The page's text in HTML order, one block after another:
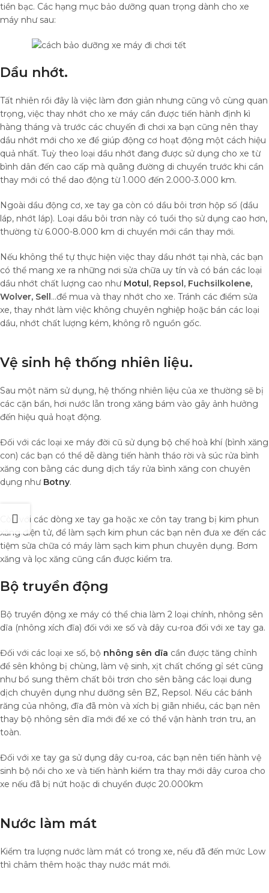
tiền bạc. Các hạng mục bảo dưỡng quan trọng dành cho xe
máy như sau:
Dầu nhớt.
Tất nhiên rồi đây là việc làm đơn giản nhưng cũng vô cùng quan
trọng, việc thay nhớt cho xe máy cần được tiến hành định kì
hàng tháng và trước các chuyến đi chơi xa bạn cũng nên thay
dầu nhớt mới cho xe để giúp động cơ hoạt động một cách hiệu
quả nhất. Tuỳ theo loại dầu nhớt đang được sử dụng cho xe từ
bình dân đến cao cấp mà quãng đường di chuyển trước khi cần
thay mới có thể dao động từ 1.000 đến 2.000-3.000 km.
Ngoài dầu động cơ, xe tay ga còn có dầu bôi trơn hộp số (dầu
láp, nhớt láp). Loại dầu bôi trơn này có tuổi thọ sử dụng cao hơn,
thường từ 6.000-8.000 km di chuyển mới cần thay mới.
Nếu không thể tự thực hiện việc thay dầu nhớt tại nhà, các bạn
có thể mang xe ra những nơi sửa chữa uy tín và có bán các loại
dầu nhớt chất lượng cao như Motul, Repsol, Fuchsilkolene,
Wolver, Sell…để mua và thay nhớt cho xe. Tránh các điểm sửa
xe, thay nhớt làm việc không chuyên nghiệp hoặc bán các loại
dầu, nhớt chất lượng kém, không rõ nguồn gốc.
Vệ sinh hệ thống nhiên liệu.
Sau một năm sử dụng, hệ thống nhiên liệu của xe thường sẽ bị
các cặn bẩn, hơi nước lẫn trong xăng bám vào gây ảnh hưởng
đến hiệu quả hoạt động.
Đối với các loại xe máy đời cũ sử dụng bộ chế hoà khí (bình xăng
con) các bạn có thể dễ dàng tiến hành tháo rời và súc rửa bình
xăng con bằng các dung dịch tẩy rửa bình xăng con chuyên
dụng như Botny.
Còn với các dòng xe tay ga hoặc xe côn tay trang bị kim phun
xăng điện tử, để làm sạch kim phun các bạn nên đưa xe đến các
tiệm sửa chữa có máy làm sạch kim phun chuyên dụng. Bơm
xăng và lọc xăng cũng cần được kiểm tra.
Bộ truyền động
Bộ truyền động xe máy có thể chia làm 2 loại chính, nhông sên
dĩa (nhông xích đĩa) đối với xe số và dây cu-roa đối với xe tay ga.
Đối với các loại xe số, bộ nhông sên dĩa cần được tăng chỉnh
để sên không bị chùng, làm vệ sinh, xịt chất chống gỉ sét cũng
như bổ sung thêm chất bôi trơn cho sên bằng các loại dung
dịch chuyên dụng như dưỡng sên BZ, Repsol. Nếu các bánh
răng của nhông, đĩa đã mòn và xích bị giãn nhiều, các bạn nên
thay bộ nhông sên dĩa mới để xe có thể vận hành trơn tru, an
toàn.
Đối với xe tay ga sử dụng dây cu-roa, các bạn nên tiến hành vệ
sinh bộ nồi cho xe và tiến hành kiểm tra thay mới dây curoa cho
xe nếu đã bị nứt hoặc di chuyển được 20.000km
Nước làm mát
Kiểm tra lượng nước làm mát có trong xe, nếu đã đến mức Low
thì châm thêm hoặc thay nước mát mới.